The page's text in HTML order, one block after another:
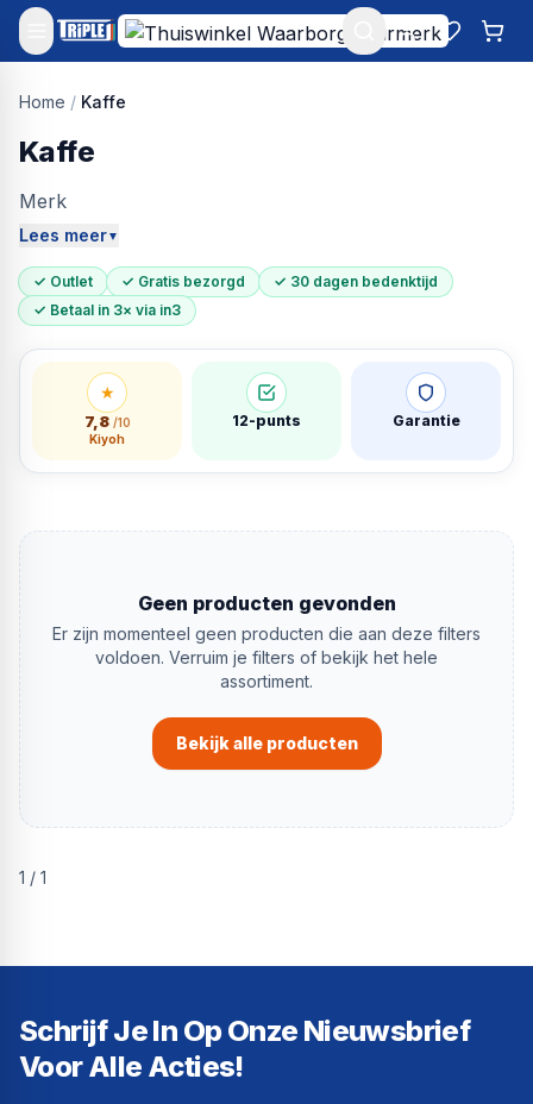
Mijn account
Home / Kaffe
Kaffe
Merk
Lees meer▼
✓ Outlet ✓ Gratis bezorgd
✓ 30 dagen bedenktijd
✓ Betaal in 3× via in3
★
7,8/10
Kiyoh
12-punts Garantie
Geen producten gevonden
Er zijn momenteel geen producten die aan deze filters
voldoen. Verruim je filters of bekijk het hele
assortiment.
Bekijk alle producten
1 / 1
Schrijf Je In Op Onze Nieuwsbrief
Voor Alle Acties!